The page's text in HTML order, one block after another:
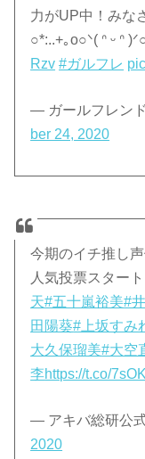
力がUP中！みな
○*:..+｡o○ᐠ( ᐢ ᵕ ᐢ
Rzv #ガルフレ
— ガールフレン
ber 24, 2020
今期のイチ推し
人気投票スター
天#五十嵐裕美#
田陽葵#上坂すみ
大久保瑠美#大空
李https://t.co/
— アキバ総研公
2020